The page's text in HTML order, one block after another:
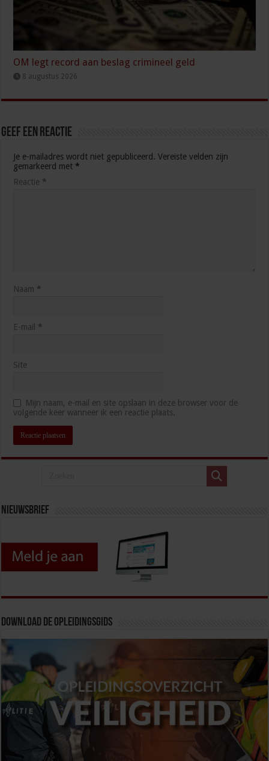
OM legt record aan beslag crimineel geld
8 augustus 2026
Geef een reactie
Je e-mailadres wordt niet gepubliceerd. Vereiste velden zijn
gemarkeerd met *
Reactie *
Naam *
E-mail *
Site
Mijn naam, e-mail en site opslaan in deze browser voor de
volgende keer wanneer ik een reactie plaats.
Nieuwsbrief
Download de opleidingsgids